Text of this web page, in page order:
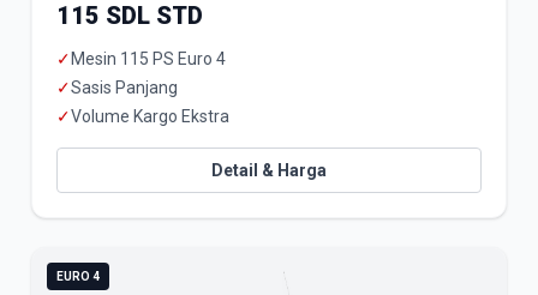
115 SDL STD
✓ Mesin 115 PS Euro 4
✓Sasis Panjang
✓Volume Kargo Ekstra
Detail & Harga
EURO 4